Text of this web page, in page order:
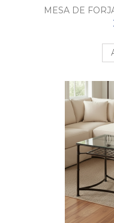
MESA DE